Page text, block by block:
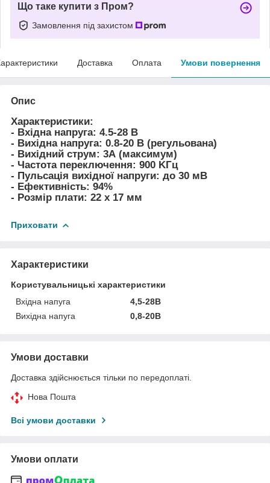
Що таке купити з Пром?
Замовлення під захистом
Доставка Оплата Умови повернення
Опис
Характеристики:
- Вхідна напруга: 4.5-28 В
- Вихідна напруга: 0.8-20 В (регульована)
- Вихідний струм: 3А (максимум)
- Частота переключення: 900 KГц
- Пульсація вихідної напруги: до 30 мВ
- Ефективність: 94%
- Розмір плати: 22 х 17 мм
Приховати
Характеристики
Користувальницькі характеристики
Вхідна напуга
4,5-28В
Вихідна напуга
0,8-20В
Умови доставки
Доставка здійснюється тільки по передоплаті.
Нова Пошта
Всі умови доставки
Умови оплати